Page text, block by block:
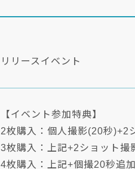
リリースイベント
【イベント参加特典】
2枚購入：個人撮影(20秒)+2
3枚購入：上記+2ショット
4枚購入：上記+個撮20秒追